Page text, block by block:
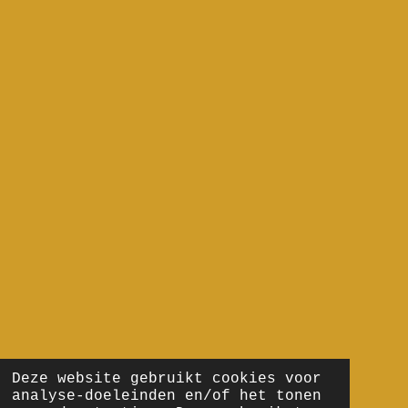
Deze website gebruikt cookies voor
analyse-doeleinden en/of het tonen